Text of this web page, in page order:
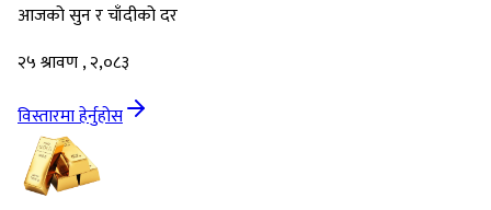
आजको सुन र चाँदीको दर
२५ श्रावण , २,०८३
विस्तारमा हेर्नुहोस